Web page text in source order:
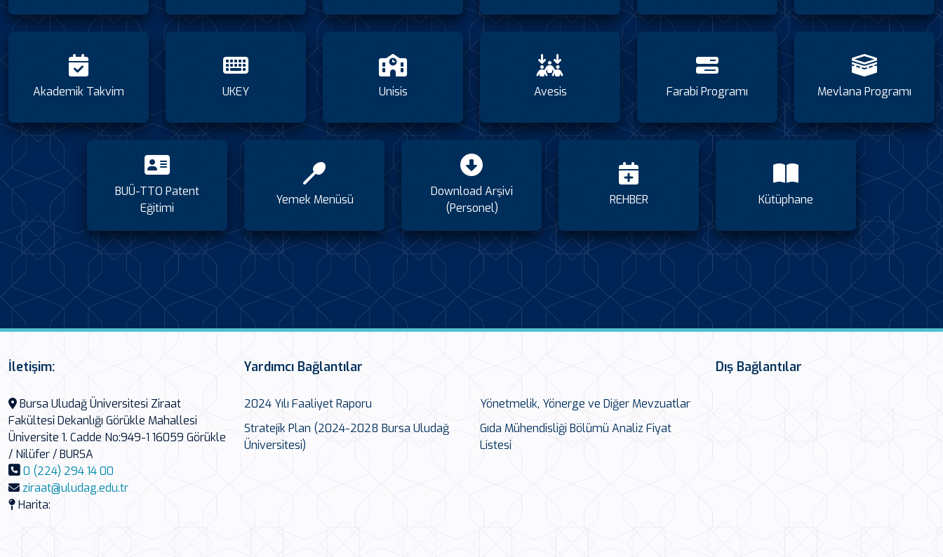
Akademik Takvim UKEY Unisis Avesis Farabi Programı Mevlana Programı
BUÜ-TTO Patent
Eğitimi
Yemek Menüsü
Download Arşivi
(Personel)
REHBER Kütüphane
İletişim:
Bursa Uludağ Üniversitesi Ziraat
Fakültesi Dekanlığı Görükle Mahallesi
Üniversite 1. Cadde No:949-1 16059 Görükle
/ Nilüfer / BURSA
0 (224) 294 14 00
ziraat@uludag.edu.tr
Harita:
Yardımcı Bağlantılar
2024 Yılı Faaliyet Raporu
Stratejik Plan (2024-2028 Bursa Uludağ
Üniversitesi)
Yönetmelik, Yönerge ve Diğer Mevzuatlar
Gıda Mühendisliği Bölümü Analiz Fiyat
Listesi
Dış Bağlantılar